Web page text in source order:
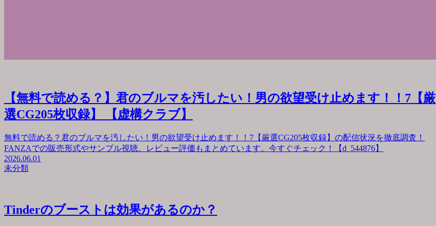
【無料で読める？】君のブルマを汚したい！男の欲望受け止めます！！7【厳
選CG205枚収録】 【虚構クラブ】
無料で読める？君のブルマを汚したい！男の欲望受け止めます！！7【厳選CG205枚収録】の配信状況を徹底調査！
FANZAでの販売形式やサンプル視聴、レビュー評価もまとめています。今すぐチェック！【d_544876】
2026.06.01
未分類
Tinderのブーストは効果があるのか？